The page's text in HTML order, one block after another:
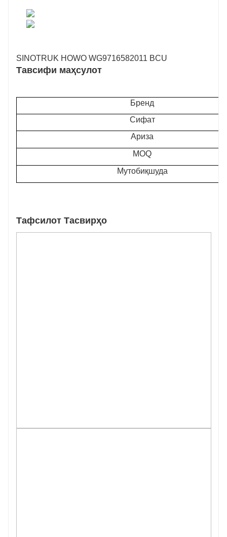
SINOTRUK HOWO WG9716582011 BCU
Тавсифи маҳсулот
Бренд
Сифат
Ариза
MOQ
Мутобиқшуда
Тафсилот Тасвирҳо